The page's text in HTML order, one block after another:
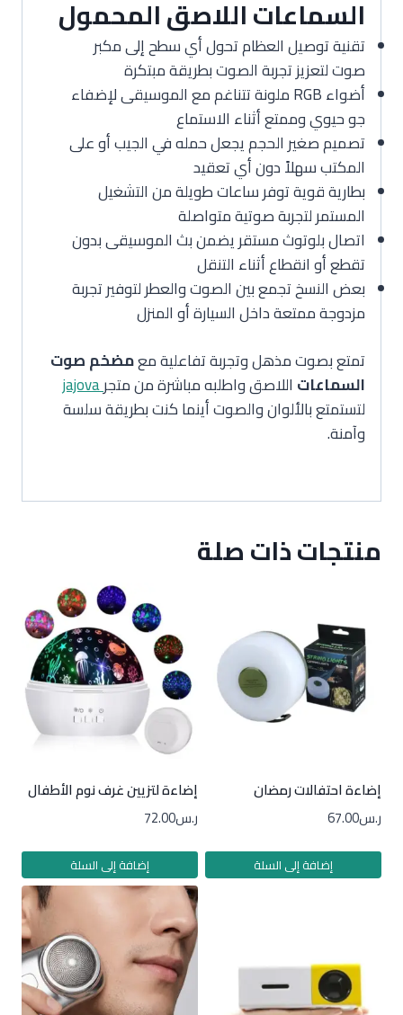
السماعات اللاصق المحمول
تقنية توصيل العظام تحول أي سطح إلى مكبر
صوت لتعزيز تجربة الصوت بطريقة مبتكرة
أضواء RGB ملونة تتناغم مع الموسيقى لإضفاء
جو حيوي وممتع أثناء الاستماع
تصميم صغير الحجم يجعل حمله في الجيب أو على
المكتب سهلاً دون أي تعقيد
بطارية قوية توفر ساعات طويلة من التشغيل
المستمر لتجربة صوتية متواصلة
اتصال بلوتوث مستقر يضمن بث الموسيقى بدون
تقطع أو انقطاع أثناء التنقل
بعض النسخ تجمع بين الصوت والعطر لتوفير تجربة
مزدوجة ممتعة داخل السيارة أو المنزل
تمتع بصوت مذهل وتجربة تفاعلية معمضخم صوت
السماعات اللاصق واطلبه مباشرة من متجرjajova
لتستمتع بالألوان والصوت أينما كنت بطريقة سلسة
وآمنة.
منتجات ذات صلة
إضاءة احتفالات رمضان
ر.س67.00
إضافة إلى السلة
إضاءة لتزيين غرف نوم الأطفال
ر.س72.00
إضافة إلى السلة